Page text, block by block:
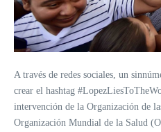
A través de redes sociales, un
crear el hashtag
intervención de la Organización de
Organización Mundial de la Salud